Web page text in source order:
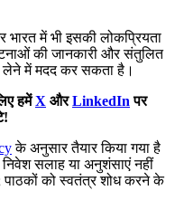
भारत में भी इसकी लोकप्रियता
की जानकारी और संतुलित
लेने में मदद कर सकता है।
हमेंX औरLinkedIn पर
के अनुसार तैयार किया गया है
सलाह या अनुशंसाएं नहीं
पाठकों को स्वतंत्र शोध करने के